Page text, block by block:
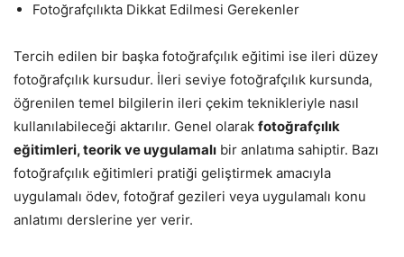
Fotoğrafçılıkta Dikkat Edilmesi Gerekenler
Tercih edilen bir başka fotoğrafçılık eğitimi ise ileri düzey
fotoğrafçılık kursudur. İleri seviye fotoğrafçılık kursunda,
öğrenilen temel bilgilerin ileri çekim teknikleriyle nasıl
kullanılabileceği aktarılır. Genel olarak fotoğrafçılık
eğitimleri, teorik ve uygulamalı bir anlatıma sahiptir. Bazı
fotoğrafçılık eğitimleri pratiği geliştirmek amacıyla
uygulamalı ödev, fotoğraf gezileri veya uygulamalı konu
anlatımı derslerine yer verir.